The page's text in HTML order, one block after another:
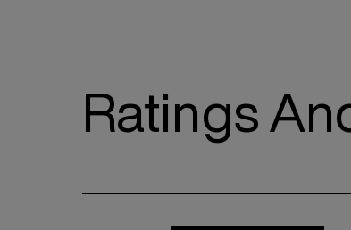
Ratings